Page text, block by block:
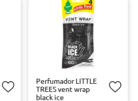
Perfumador LITTLE
TREES vent wrap
black ice